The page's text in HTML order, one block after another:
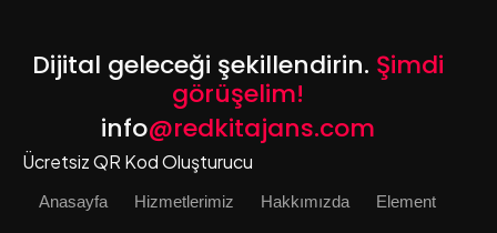
Dijital geleceği şekillendirin. Şimdi
görüşelim!
info@redkitajans.com
Ücretsiz QR Kod Oluşturucu
Anasayfa Hizmetlerimiz Hakkımızda Element